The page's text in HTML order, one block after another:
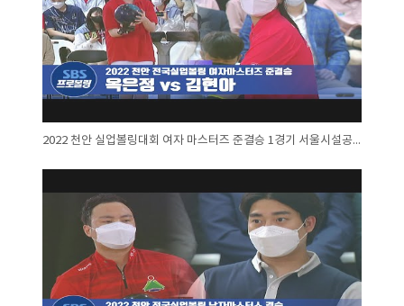
2022 천안 실업볼링대회 여자 마스터즈 준결승 1경기 서울시설공단 김현아 대 부산남구청 옥은정